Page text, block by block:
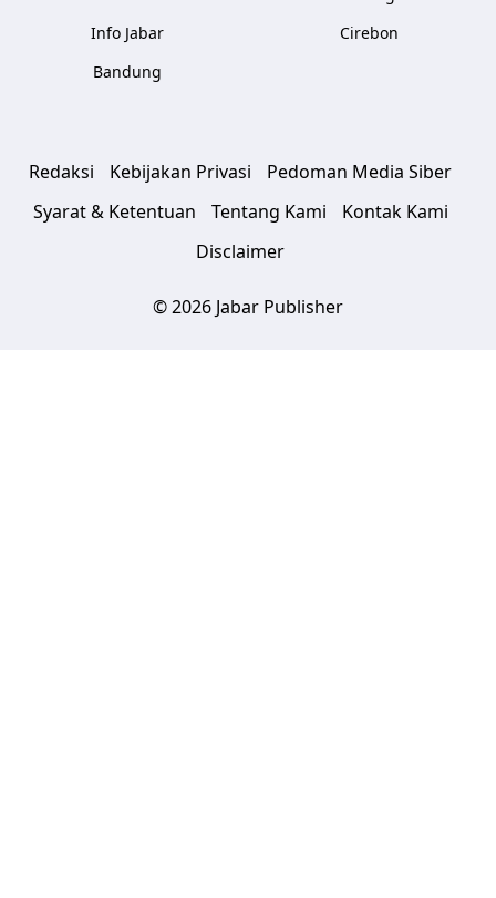
Info Jabar
Bandung
Cirebon
Redaksi Kebijakan Privasi
Pedoman Media Siber
Syarat & Ketentuan
Tentang Kami
Kontak Kami
Disclaimer
© 2026 Jabar Publisher